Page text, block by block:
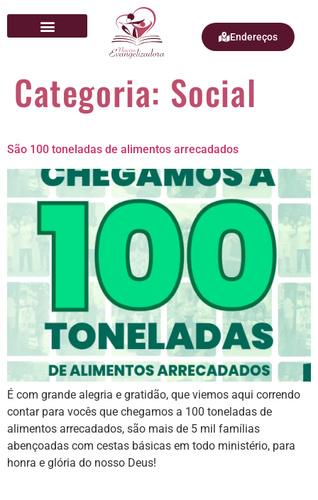
Endereços
Categoria: Social
São 100 toneladas de alimentos arrecadados
É com grande alegria e gratidão, que viemos aqui correndo
contar para vocês que chegamos a 100 toneladas de
alimentos arrecadados, são mais de 5 mil famílias
abençoadas com cestas básicas em todo ministério, para
honra e glória do nosso Deus!